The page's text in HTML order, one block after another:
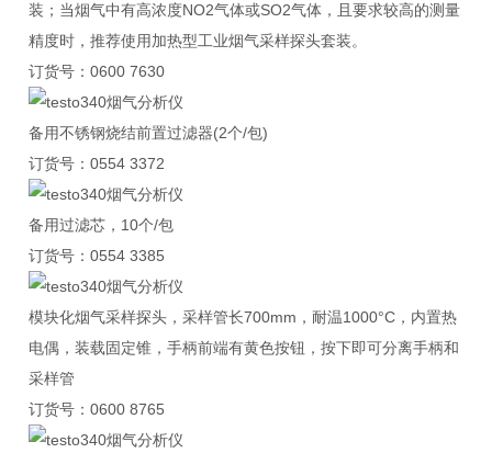
装；当烟气中有高浓度NO2气体或SO2气体，且要求较高的测量
精度时，推荐使用加热型工业烟气采样探头套装。
订货号：0600 7630
备用不锈钢烧结前置过滤器(2个/包)
订货号：0554 3372
备用过滤芯，10个/包
订货号：0554 3385
模块化烟气采样探头，采样管长700mm，耐温1000°C，内置热
电偶，装载固定锥，手柄前端有黄色按钮，按下即可分离手柄和
采样管
订货号：0600 8765